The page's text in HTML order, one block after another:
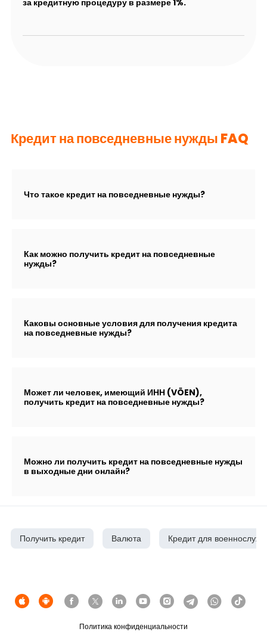
за кредитную процедуру в размере 1%.
Кредит на повседневные нужды FAQ
Что такое кредит на повседневные нужды?
Как можно получить кредит на повседневные
нужды?
Каковы основные условия для получения кредита
на повседневные нужды?
Может ли человек, имеющий ИНН (VÖEN),
получить кредит на повседневные нужды?
Можно ли получить кредит на повседневные нужды
в выходные дни онлайн?
Получить кредит Валюта Кредит для
Политика конфиденциальности